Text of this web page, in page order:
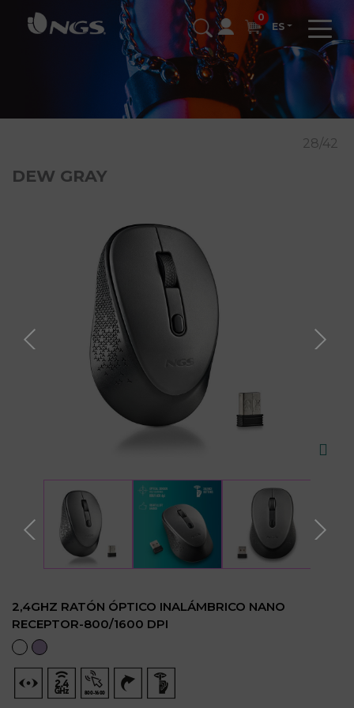
0
ES
28/42
DEW GRAY
2,4GHZ RATÓN ÓPTICO INALÁMBRICO NANO
RECEPTOR-800/1600 DPI